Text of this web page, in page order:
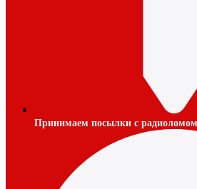
Принимаем посылки с радиоломом